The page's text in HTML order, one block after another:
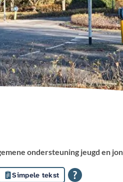
ondersteuning jeugd en
Simpele tekst